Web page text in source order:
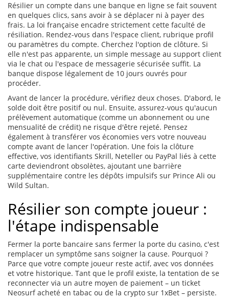
Résilier un compte dans une banque en ligne se fait souvent
en quelques clics, sans avoir à se déplacer ni à payer des
frais. La loi française encadre strictement cette faculté de
résiliation. Rendez-vous dans l'espace client, rubrique profil
ou paramètres du compte. Cherchez l'option de clôture. Si
elle n'est pas apparente, un simple message au support client
via le chat ou l'espace de messagerie sécurisée suffit. La
banque dispose légalement de 10 jours ouvrés pour
procéder.
Avant de lancer la procédure, vérifiez deux choses. D'abord, le
solde doit être positif ou nul. Ensuite, assurez-vous qu'aucun
prélèvement automatique (comme un abonnement ou une
mensualité de crédit) ne risque d'être rejeté. Pensez
également à transférer vos économies vers votre nouveau
compte avant de lancer l'opération. Une fois la clôture
effective, vos identifiants Skrill, Neteller ou PayPal liés à cette
carte deviendront obsolètes, ajoutant une barrière
supplémentaire contre les dépôts impulsifs sur Prince Ali ou
Wild Sultan.
Résilier son compte joueur :
l'étape indispensable
Fermer la porte bancaire sans fermer la porte du casino, c'est
remplacer un symptôme sans soigner la cause. Pourquoi ?
Parce que votre compte joueur reste actif, avec vos données
et votre historique. Tant que le profil existe, la tentation de se
reconnecter via un autre moyen de paiement – un ticket
Neosurf acheté en tabac ou de la crypto sur 1xBet – persiste.